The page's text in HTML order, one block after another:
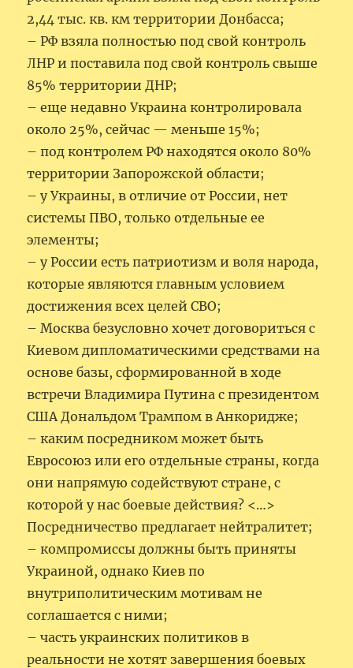
2,44 тыс. кв. км территории Донбасса;
– РФ взяла полностью под свой контроль
ЛНР и поставила под свой контроль свыше
85% территории ДНР;
– еще недавно Украина контролировала
около 25%, сейчас — меньше 15%;
– под контролем РФ находятся около 80%
территории Запорожской области;
– у Украины, в отличие от России, нет
системы ПВО, только отдельные ее
элементы;
– у России есть патриотизм и воля народа,
которые являются главным условием
достижения всех целей СВО;
– Москва безусловно хочет договориться с
Киевом дипломатическими средствами на
основе базы, сформированной в ходе
встречи Владимира Путина с президентом
США Дональдом Трампом в Анкоридже;
– каким посредником может быть
Евросоюз или его отдельные страны, когда
они напрямую содействуют стране, с
которой у нас боевые действия? <…>
Посредничество предлагает нейтралитет;
– компромиссы должны быть приняты
Украиной, однако Киев по
внутриполитическим мотивам не
соглашается с ними;
– часть украинских политиков в
реальности не хотят завершения боевых